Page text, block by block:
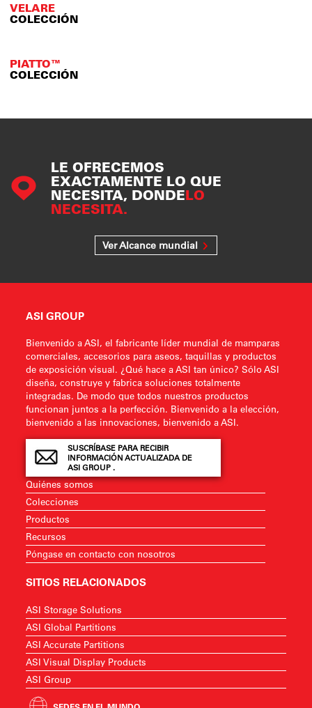
VELARE
COLECCIÓN
PIATTO™
COLECCIÓN
LE OFRECEMOS
EXACTAMENTE LO QUE
NECESITA, DONDELO
NECESITA.
Ver Alcance mundial
ASI GROUP
Bienvenido a ASI, el fabricante líder mundial de mamparas
comerciales, accesorios para aseos, taquillas y productos
de exposición visual. ¿Qué hace a ASI tan único? Sólo ASI
diseña, construye y fabrica soluciones totalmente
integradas. De modo que todos nuestros productos
funcionan juntos a la perfección. Bienvenido a la elección,
bienvenido a las innovaciones, bienvenido a ASI.
SUSCRÍBASE PARA RECIBIR
INFORMACIÓN ACTUALIZADA DE
ASI GROUP .
Quiénes somos
Colecciones
Productos
Recursos
Póngase en contacto con nosotros
SITIOS RELACIONADOS
ASI Storage Solutions
ASI Global Partitions
ASI Accurate Partitions
ASI Visual Display Products
ASI Group